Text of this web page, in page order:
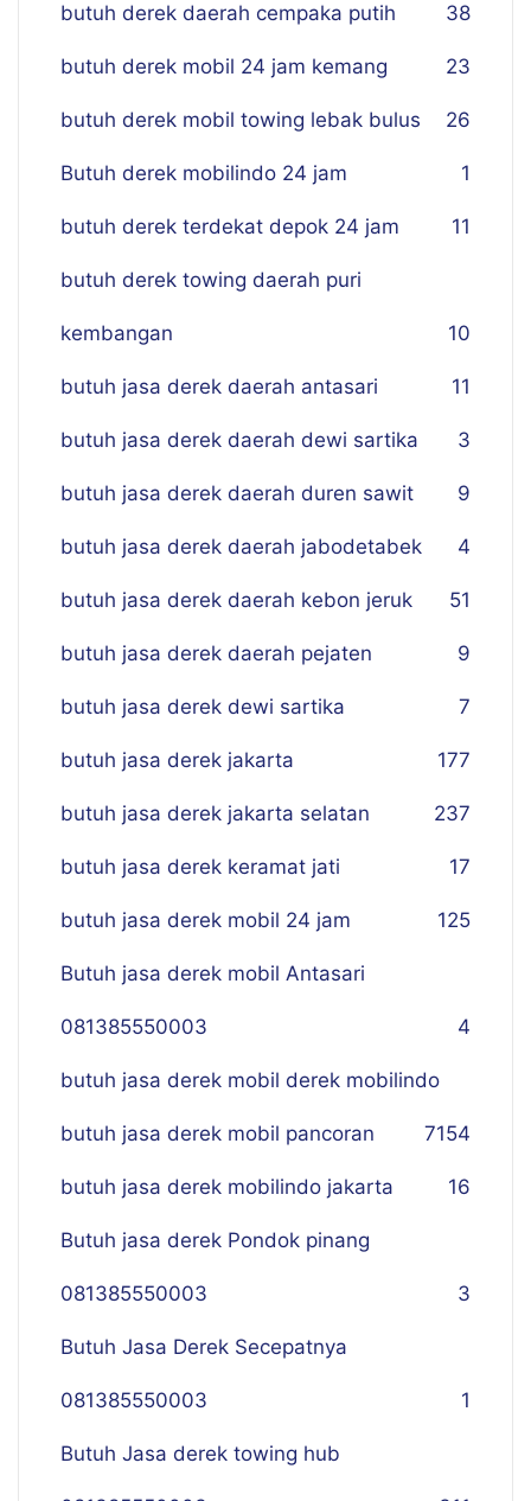
butuh derek daerah cempaka putih 38
butuh derek mobil 24 jam kemang 23
butuh derek mobil towing lebak bulus 26
Butuh derek mobilindo 24 jam 1
butuh derek terdekat depok 24 jam 11
butuh derek towing daerah puri
kembangan 10
butuh jasa derek daerah antasari 11
butuh jasa derek daerah dewi sartika 3
butuh jasa derek daerah duren sawit 9
butuh jasa derek daerah jabodetabek 4
butuh jasa derek daerah kebon jeruk 51
butuh jasa derek daerah pejaten 9
butuh jasa derek dewi sartika 7
butuh jasa derek jakarta 177
butuh jasa derek jakarta selatan 237
butuh jasa derek keramat jati 17
butuh jasa derek mobil 24 jam 125
Butuh jasa derek mobil Antasari
081385550003 4
butuh jasa derek mobil derek mobilindo
154
butuh jasa derek mobil pancoran 7
butuh jasa derek mobilindo jakarta 16
Butuh jasa derek Pondok pinang
081385550003 3
Butuh Jasa Derek Secepatnya
081385550003 1
Butuh Jasa derek towing hub